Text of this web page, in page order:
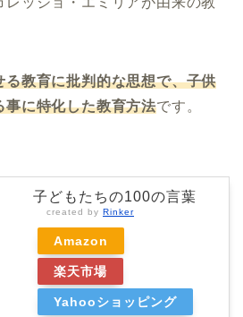
る教育に批判的な思想で、子供
事に特化した教育方法です。
子どもたちの100の言葉
created by Rinker
Amazon
楽天市場
Yahooショッピング